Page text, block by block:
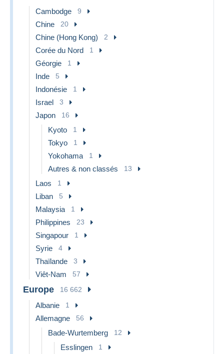
Cambodge 9
Chine 20
Chine (Hong Kong) 2
Corée du Nord 1
Géorgie 1
Inde 5
Indonésie 1
Israel 3
Japon 16
Kyoto 1
Tokyo 1
Yokohama 1
Autres & non classés 13
Laos 1
Liban 5
Malaysia 1
Philippines 23
Singapour 1
Syrie 4
Thaïlande 3
Viêt-Nam 57
Europe 16 662
Albanie 1
Allemagne 56
Bade-Wurtemberg 12
Esslingen 1